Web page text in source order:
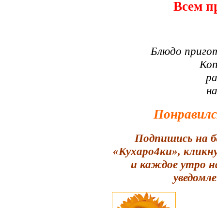
Всем
Блюдо
Подпишись на
«Кухаро4ки»,
и каждое утро